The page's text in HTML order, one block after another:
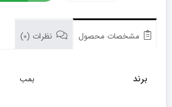
20
لیتری
مشخصات محصول نظرات (0)
برند بمب